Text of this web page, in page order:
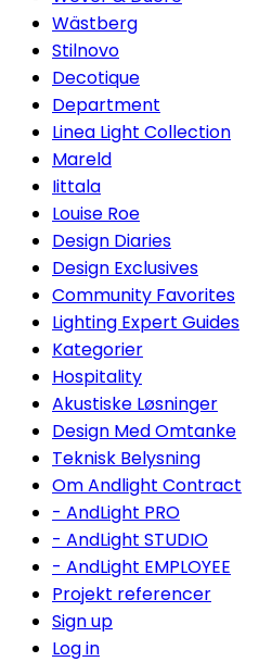
Wästberg
Stilnovo
Decotique
Department
Linea Light Collection
Mareld
Iittala
Louise Roe
Design Diaries
Design Exclusives
Community Favorites
Lighting Expert Guides
Kategorier
Hospitality
Akustiske Løsninger
Design Med Omtanke
Teknisk Belysning
Om Andlight Contract
- AndLight PRO
- AndLight STUDIO
- AndLight EMPLOYEE
Projekt referencer
Sign up
Log in